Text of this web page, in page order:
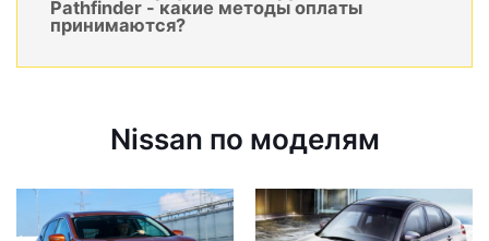
Pathfinder - какие методы оплаты
принимаются?
Nissan по моделям